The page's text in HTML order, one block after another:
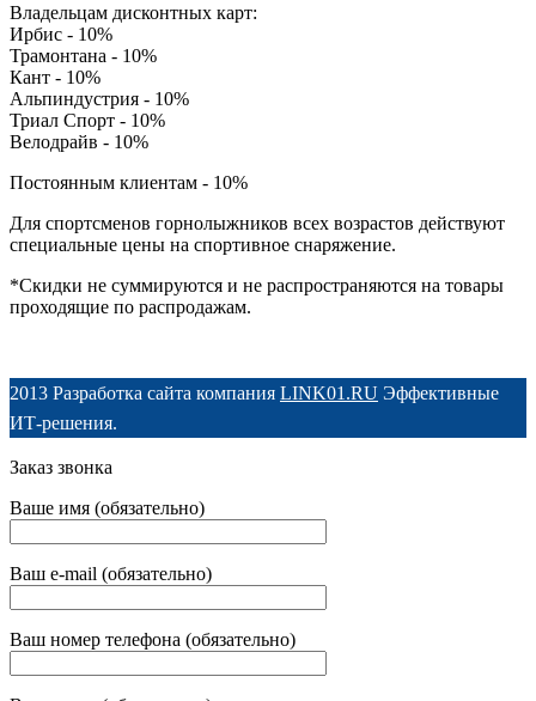
Владельцам дисконтных карт:
Ирбис - 10%
Трамонтана - 10%
Кант - 10%
Альпиндустрия - 10%
Триал Спорт - 10%
Велодрайв - 10%
Постоянным клиентам - 10%
Для спортсменов горнолыжников всех возрастов действуют
специальные цены на спортивное снаряжение.
*Скидки не суммируются и не распространяются на товары
проходящие по распродажам.
2013 Разработка сайта компания LINK01.RU Эффективные
ИТ-решения.
Заказ звонка
Ваше имя (обязательно)
Ваш e-mail (обязательно)
Ваш номер телефона (обязательно)